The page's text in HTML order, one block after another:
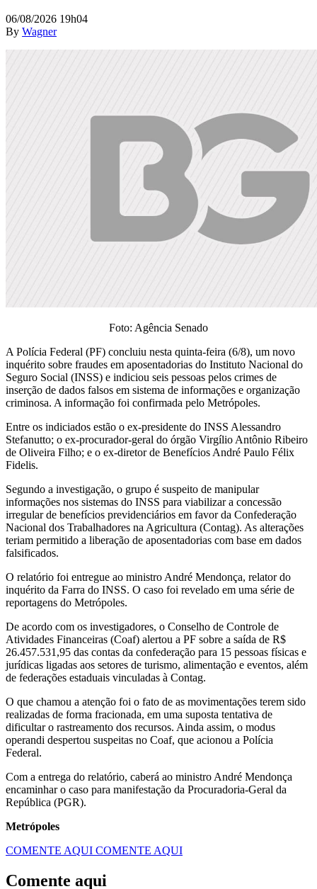
06/08/2026 19h04
By Wagner
Foto: Agência Senado
A Polícia Federal (PF) concluiu nesta quinta-feira (6/8), um novo
inquérito sobre fraudes em aposentadorias do Instituto Nacional do
Seguro Social (INSS) e indiciou seis pessoas pelos crimes de
inserção de dados falsos em sistema de informações e organização
criminosa. A informação foi confirmada pelo Metrópoles.
Entre os indiciados estão o ex-presidente do INSS Alessandro
Stefanutto; o ex-procurador-geral do órgão Virgílio Antônio Ribeiro
de Oliveira Filho; e o ex-diretor de Benefícios André Paulo Félix
Fidelis.
Segundo a investigação, o grupo é suspeito de manipular
informações nos sistemas do INSS para viabilizar a concessão
irregular de benefícios previdenciários em favor da Confederação
Nacional dos Trabalhadores na Agricultura (Contag). As alterações
teriam permitido a liberação de aposentadorias com base em dados
falsificados.
O relatório foi entregue ao ministro André Mendonça, relator do
inquérito da Farra do INSS. O caso foi revelado em uma série de
reportagens do Metrópoles.
De acordo com os investigadores, o Conselho de Controle de
Atividades Financeiras (Coaf) alertou a PF sobre a saída de R$
26.457.531,95 das contas da confederação para 15 pessoas físicas e
jurídicas ligadas aos setores de turismo, alimentação e eventos, além
de federações estaduais vinculadas à Contag.
O que chamou a atenção foi o fato de as movimentações terem sido
realizadas de forma fracionada, em uma suposta tentativa de
dificultar o rastreamento dos recursos. Ainda assim, o modus
operandi despertou suspeitas no Coaf, que acionou a Polícia
Federal.
Com a entrega do relatório, caberá ao ministro André Mendonça
encaminhar o caso para manifestação da Procuradoria-Geral da
República (PGR).
Metrópoles
COMENTE AQUI COMENTE AQUI
Comente aqui